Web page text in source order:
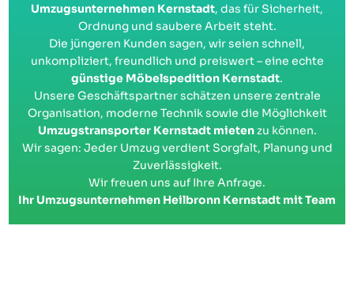
Umzugsunternehmen Kernstadt, das für Sicherheit,
Ordnung und saubere Arbeit steht.
Die jüngeren Kunden sagen, wir seien schnell,
unkompliziert, freundlich und preiswert – eine echte
günstige Möbelspedition Kernstadt.
Unsere Geschäftspartner schätzen unsere zentrale
Organisation, moderne Technik sowie die Möglichkeit
Umzugstransporter Kernstadt mietenzu können.
Wir sagen: Jeder Umzug verdient Sorgfalt, Planung und
Zuverlässigkeit.
Wir freuen uns auf Ihre Anfrage.
Ihr Umzugsunternehmen Heilbronn Kernstadt mit Team